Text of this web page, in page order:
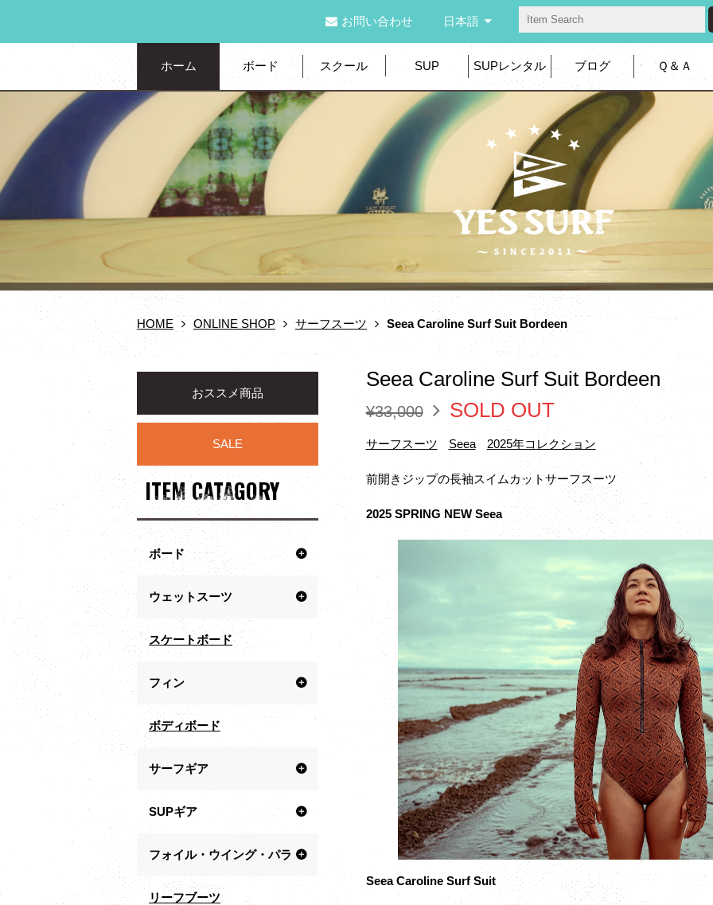
お問い合わせ 日本語
ホーム ボード スクール SUP SUPレンタル ブログ Ｑ＆Ａ
HOME ONLINE SHOP サーフスーツ Seea Caroline Surf Suit Bordeen
Seea Caroline Surf Suit Bordeen
¥33,000 SOLD OUT
サーフスーツ Seea 2025年コレクション
前開きジップの長袖スイムカットサーフスーツ
2025 SPRING NEW Seea
Seea Caroline Surf Suit
おススメ商品
SALE
ITEM CATAGORY
ボード
ウェットスーツ
スケートボード
フィン
ボディボード
サーフギア
SUPギア
フォイル・ウイング・パラ
リーフブーツ